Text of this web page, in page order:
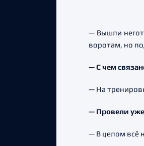
— Вышли
воротам, но
— С чем
— На
— Провели
— В целом всё